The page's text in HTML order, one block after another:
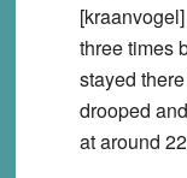
three times
stayed
drooped
at around